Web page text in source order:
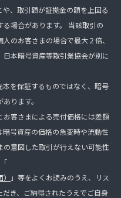
、取引額が証拠金の額を上回る
場合があります。 当該取引の
のお客さまの場合で最大２倍、
本暗号資産等取引業協会が別に
を保証するものではなく、暗号
ります。
客さまによる売付価格には差額
暗号資産の価格の急変時や流動性
意図した取引が行えない可能性
」等をよくお読みのうえ、リス
き、ご納得されたうえでご自身